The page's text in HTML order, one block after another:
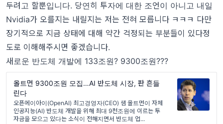
두려고 할뿐입니다. 당연히 투자에 대한 조언이 아니고 내일
Nvidia가 오를지는 내릴지는 저는 전혀 모릅니다 ㅋㅋㅋ 다만
장기적으로 지금 상태에 대해 약간 걱정되는 부분들이 있다정
도로 이해해주시면 좋겠습니다.
새로운 반도체 개발에 133조원? 9300조원???
올트먼 9300조원 모집…AI 반도체 시장, 판 흔들
린다
오픈에이아이(OpenAI) 최고경영자(CEO) 샘 올트먼이 자체
인공지능(AI) 반도체 개발을 위해 최대 9천조원에 이르는 투
자금을 모으고 있다는 소식이 전해지면서 반도체 업...